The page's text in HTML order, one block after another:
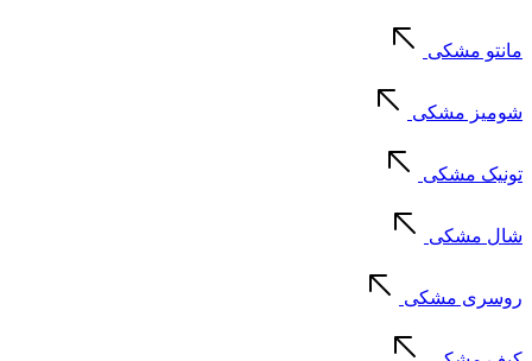
مانتو مشکی
شومیز مشکی
تونیک مشکی
شال مشکی
روسری مشکی